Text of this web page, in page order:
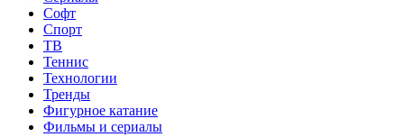
Софт
Спорт
ТВ
Теннис
Технологии
Тренды
Фигурное катание
Фильмы и сериалы